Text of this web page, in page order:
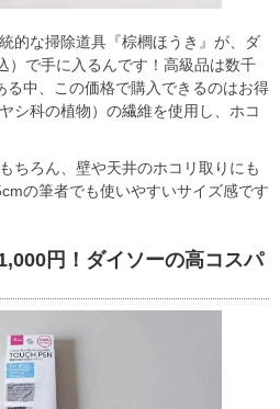
的な掃除道具『棕櫚ほうき』が、ダ
）で手に入るんです！高級品は数千
る中、この価格で購入できるのはお得
シ科の植物）の繊維を使用し、ホコ
ちろん、壁や天井のホコリ取りにも
の筆者でも使いやすいサイズ感です
円！ダイソーの高コスパ